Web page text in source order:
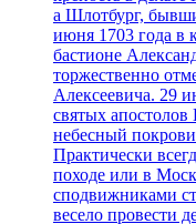
а Шлотбург,
июня 1703 года в
бастионе
торжественно
Алексеевича. 29
святых
небесный
Практически
походе или в
сподвижниками
весело провести